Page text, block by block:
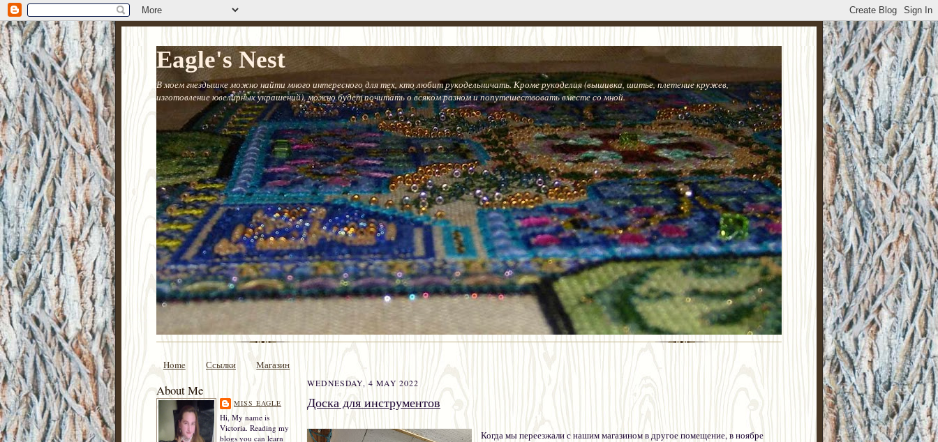
Eagle's Nest
В моем гнездышке можно найти много интересного для тех, кто любит рукодельничать. Кроме рукоделия (вышивка, шитье, плетение кружев,
изготовление ювелирных украшений), можно будет почитать о всяком разном и попутешествовать вместе со мной.
Home Ссылки Магазин
About Me
MISS EAGLE
Hi, My name is
Victoria. Reading my
blogs you can learn
WEDNESDAY, 4 MAY 2022
Доска для инструментов
Когда мы переезжали с нашим магазином в другое помещение, в ноябре